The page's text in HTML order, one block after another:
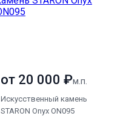
от 20 000 ₽м.п.
Искусственный камень
STARON Onyx ON095